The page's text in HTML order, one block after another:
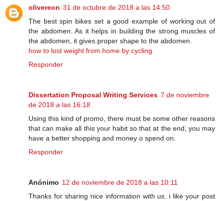
olivereon 31 de octubre de 2018 a las 14:50
The best spin bikes set a good example of working out of
the abdomen. As it helps in building the strong muscles of
the abdomen, it gives proper shape to the abdomen.
how to lost weight from home by cycling
Responder
Dissertation Proposal Writing Services 7 de noviembre
de 2018 a las 16:18
Using this kind of promo, there must be some other reasons
that can make all this your habit so that at the end, you may
have a better shopping and money o spend on.
Responder
Anónimo 12 de noviembre de 2018 a las 10:11
Thanks for sharing nice information with us. i like your post